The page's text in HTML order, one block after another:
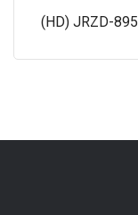
(HD) JRZD-